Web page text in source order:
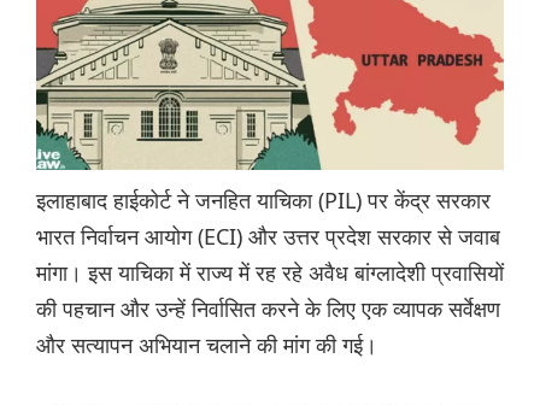
इलाहाबाद हाईकोर्ट ने जनहित याचिका (PIL) पर केंद्र सरकार
भारत निर्वाचन आयोग (ECI) और उत्तर प्रदेश सरकार से जवाब
मांगा। इस याचिका में राज्य में रह रहे अवैध बांग्लादेशी प्रवासियों
की पहचान और उन्हें निर्वासित करने के लिए एक व्यापक सर्वेक्षण
और सत्यापन अभियान चलाने की मांग की गई।